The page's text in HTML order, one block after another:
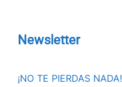
Newsletter
¡NO TE PIERDAS NADA!